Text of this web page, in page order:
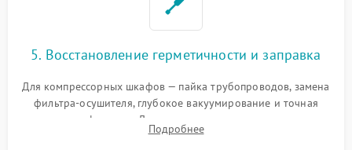
5. Восстановление герметичности и заправка
Для компрессорных шкафов — пайка трубопроводов, замена
фильтра-осушителя, глубокое вакуумирование и точная
заправка фреоном. Для термоэлектрических — замена
термопасты и герметизация охлаждающего блока.
Подробнее